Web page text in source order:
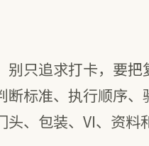
别只追求打卡，要
标准、执行顺序
、包装、VI、资料